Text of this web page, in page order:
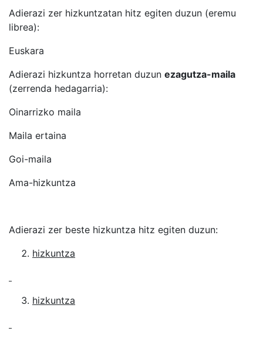
Adierazi zer hizkuntzatan hitz egiten duzun (eremu
librea):
Euskara
Adierazi hizkuntza horretan duzun ezagutza-maila
(zerrenda hedagarria):
Oinarrizko maila
Maila ertaina
Goi-maila
Ama-hizkuntza
Adierazi zer beste hizkuntza hitz egiten duzun:
hizkuntza
hizkuntza